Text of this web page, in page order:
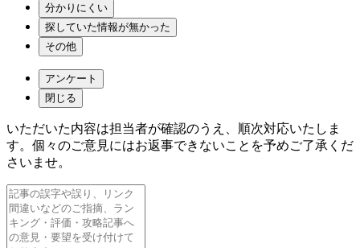
分かりにくい
探していた情報が無かった
その他
アンケート
閉じる
いただいた内容は担当者が確認のうえ、順次対応いたしま
す。個々のご意見にはお返事できないことを予めご了承くだ
さいませ。